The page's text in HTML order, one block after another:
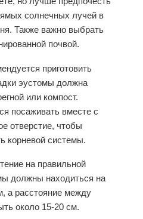
солнечных лучей в
Также важно выбрать
почвой.
приготовить
эустомы должна
или компост.
посаживать вместе с
отверстие, чтобы
корневой системы.
на правильной
должны находиться на
а расстояние между
около 15-20 см.